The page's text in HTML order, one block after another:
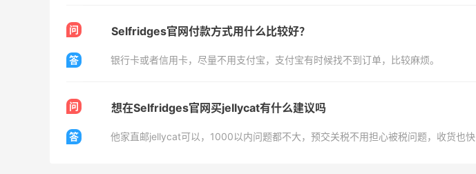
问 Selfridges官网付款方式用什么比较好？
答 银行卡或者信用卡，尽量不用支付宝，支付宝有时候找不到订单，比较麻烦。
问 想在Selfridges官网买jellycat有什么建议吗
答 他家直邮jellycat可以，1000以内问题都不大，预交关税不用担心被税问题，收货也快